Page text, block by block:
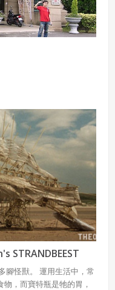
STRANDBEEST
腳怪獸。 運用生活中，常
，而寶特瓶是牠的胃，